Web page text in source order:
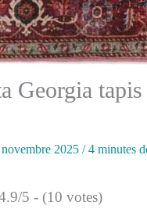
Georgia
2025 /4 minutes
5 - (10 votes)